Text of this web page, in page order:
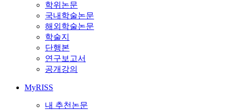
학위논문
국내학술논문
해외학술논문
학술지
단행본
연구보고서
공개강의
MyRISS
내 추천논문